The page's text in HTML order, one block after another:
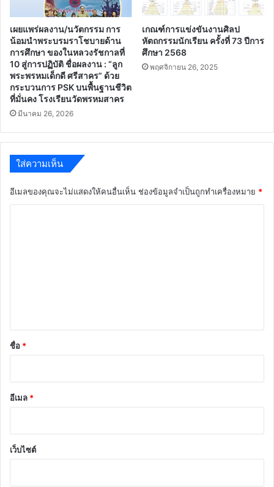
เผยแพร่ผลงาน/นวัตกรรม การ
น้อมนำพระบรมราโชบายด้าน
การศึกษา ของในหลวงรัชกาลที่
10 สู่การปฏิบัติ ชื่อผลงาน : “ลูก
พระพรหมเด็กดี ศรีสาคร” ด้วย
กระบวนการ PSK บนพื้นฐานชีวิต
ที่มั่นคง โรงเรียนวัดพรหมสาคร
มีนาคม 26, 2026
เกณฑ์การแข่งขันงานศิลป
หัตถกรรมนักเรียน ครั้งที่ 73 ปีการ
ศึกษา 2568
พฤศจิกายน 26, 2025
ใส่ความเห็น
อีเมลของคุณจะไม่แสดงให้คนอื่นเห็น ช่องข้อมูลจำเป็นถูกทำเครื่องหมาย *
*
ชื่อ *
อีเมล *
เว็บไซต์